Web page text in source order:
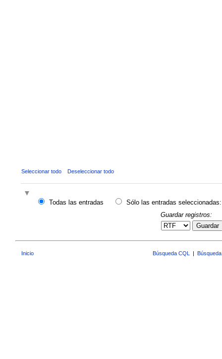
Seleccionar todo Deseleccionar todo
Todas las entradas
Sólo las entradas seleccionadas:
Guardar registros:
Guardar
Inicio Búsqueda CQL